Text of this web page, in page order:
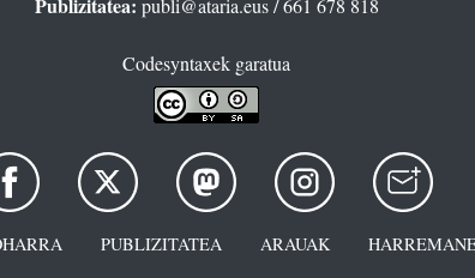
publi@ataria.eus/ 661 678 818
Codesyntaxek garatua
PUBLIZITATEA ARAUAK